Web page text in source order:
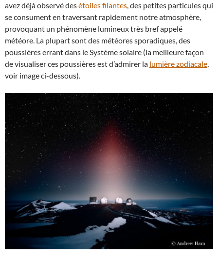
avez déjà observé desétoiles filantes, des petites particules qui
se consument en traversant rapidement notre atmosphère,
provoquant un phénomène lumineux très bref appelé
météore. La plupart sont des météores sporadiques, des
poussières errant dans le Système solaire (la meilleure façon
de visualiser ces poussières est d’admirer la lumière zodiacale,
voir image ci-dessous).